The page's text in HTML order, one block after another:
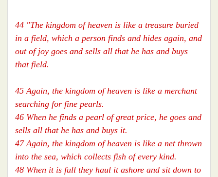
44 "The kingdom of heaven is like a treasure buried
in a field, which a person finds and hides again, and
out of joy goes and sells all that he has and buys
that field.
45 Again, the kingdom of heaven is like a merchant
searching for fine pearls.
46 When he finds a pearl of great price, he goes and
sells all that he has and buys it.
47 Again, the kingdom of heaven is like a net thrown
into the sea, which collects fish of every kind.
48 When it is full they haul it ashore and sit down to